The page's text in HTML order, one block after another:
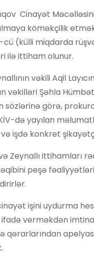
Cinayət
köməkçilik
cü (külli miqdarda
ilə ittiham olunur.
vəkili Aqil
vəkilləri Şəhla
sözlərinə görə,
də yayılan
və işdə konkret
Zeynallı ittihamları
peşə
işini uydurma
verməkdən
qərarlarından